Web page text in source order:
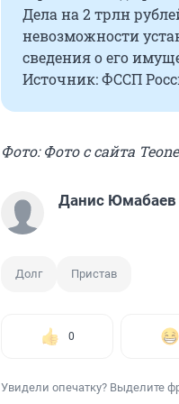
Дела на 2 трлн
невозможности
сведения о его
Источник: ФССП
Фото: Фото с сайта
Данис Юмабаев
Долг Пристав
0
Увидели опечатку? Выделите